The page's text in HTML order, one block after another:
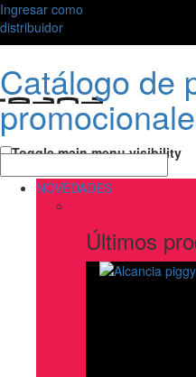
Ingresar como
distribuidor
Catálogo de
Toggle main menu visibility
NOVEDADES
Últimos